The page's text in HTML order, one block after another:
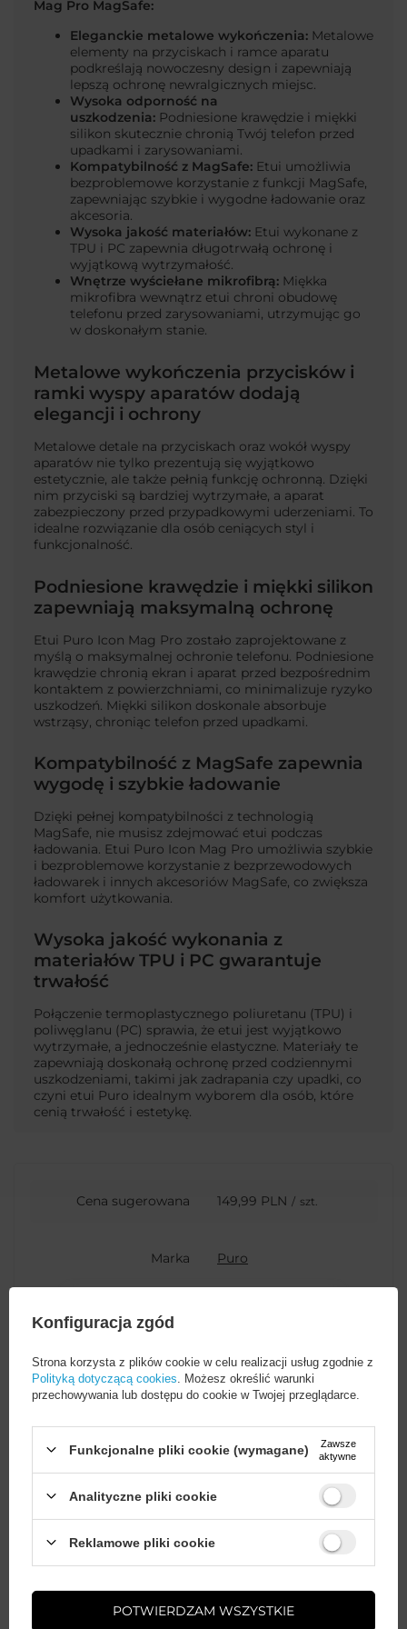
Mag Pro MagSafe:
Eleganckie metalowe wykończenia: Metalowe
elementy na przyciskach i ramce aparatu
podkreślają nowoczesny design i zapewniają
lepszą ochronę newralgicznych miejsc.
Wysoka odporność na
uszkodzenia: Podniesione krawędzie i miękki
silikon skutecznie chronią Twój telefon przed
upadkami i zarysowaniami.
Kompatybilność z MagSafe: Etui umożliwia
bezproblemowe korzystanie z funkcji MagSafe,
zapewniając szybkie i wygodne ładowanie oraz
akcesoria.
Wysoka jakość materiałów: Etui wykonane z
TPU i PC zapewnia długotrwałą ochronę i
wyjątkową wytrzymałość.
Wnętrze wyściełane mikrofibrą: Miękka
mikrofibra wewnątrz etui chroni obudowę
telefonu przed zarysowaniami, utrzymując go
w doskonałym stanie.
Metalowe wykończenia przycisków i
ramki wyspy aparatów dodają
elegancji i ochrony
Metalowe detale na przyciskach oraz wokół wyspy
aparatów nie tylko prezentują się wyjątkowo
estetycznie, ale także pełnią funkcję ochronną. Dzięki
nim przyciski są bardziej wytrzymałe, a aparat
zabezpieczony przed przypadkowymi uderzeniami. To
idealne rozwiązanie dla osób ceniących styl i
funkcjonalność.
Podniesione krawędzie i miękki silikon
zapewniają maksymalną ochronę
Etui Puro Icon Mag Pro zostało zaprojektowane z
myślą o maksymalnej ochronie telefonu. Podniesione
krawędzie chronią ekran i aparat przed bezpośrednim
kontaktem z powierzchniami, co minimalizuje ryzyko
uszkodzeń. Miękki silikon doskonale absorbuje
wstrząsy, chroniąc telefon przed upadkami.
Kompatybilność z MagSafe zapewnia
wygodę i szybkie ładowanie
Dzięki pełnej kompatybilności z technologią
MagSafe, nie musisz zdejmować etui podczas
ładowania. Etui Puro Icon Mag Pro umożliwia szybkie
i bezproblemowe korzystanie z bezprzewodowych
ładowarek i innych akcesoriów MagSafe, co zwiększa
komfort użytkowania.
Wysoka jakość wykonania z
materiałów TPU i PC gwarantuje
trwałość
Połączenie termoplastycznego poliuretanu (TPU) i
poliwęglanu (PC) sprawia, że etui jest wyjątkowo
wytrzymałe, a jednocześnie elastyczne. Materiały te
zapewniają doskonałą ochronę przed codziennymi
uszkodzeniami, takimi jak zadrapania czy upadki, co
czyni etui Puro idealnym wyborem dla osób, które
cenią trwałość i estetykę.
Cena sugerowana 149,99 PLN / szt.
Marka Puro
Podmiot
odpowiedzialny za ten
Symbol PUIPCSE25ICONMPROSE
Cechy dodatkowe
Kompatybilność z
Głębokość opakowania
towaru w cm
2
Wystarczy założyć konto
zakupy za
odblokować zniżki na kolejne
Konfiguracja zgód
Strona korzysta z plików cookie w celu realizacji usług zgodnie z
Polityką dotyczącą cookies . Możesz określić warunki
przechowywania lub dostępu do cookie w Twojej przeglądarce.
Funkcjonalne pliki cookie (wymagane)
Zawsze
aktywne
Analityczne pliki cookie
Reklamowe pliki cookie
POTWIERDZAM WSZYSTKIE